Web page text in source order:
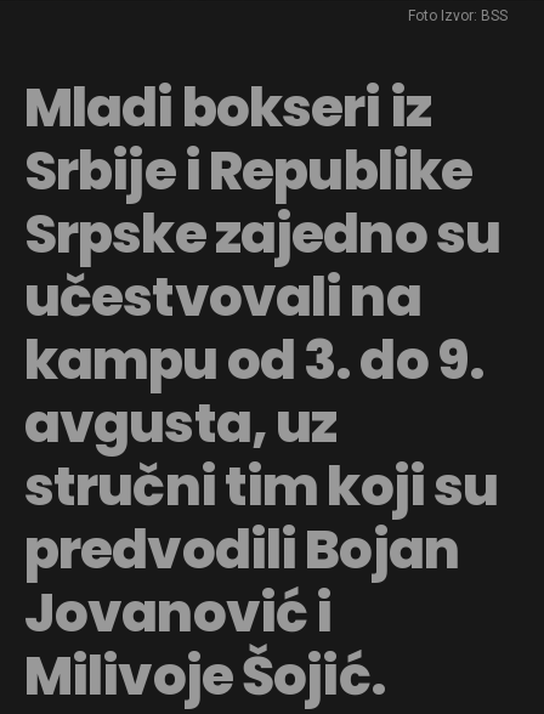
Foto Izvor: BSS
Mladi bokseri iz
Srbije i Republike
Srpske zajedno su
učestvovali na
kampu od 3. do 9.
avgusta, uz
stručni tim koji su
predvodili Bojan
Jovanović i
Milivoje Šojić.